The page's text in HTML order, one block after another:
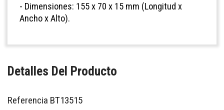
- Dimensiones: 155 x 70 x 15 mm (Longitud x
Ancho x Alto).
Detalles Del Producto
Referencia BT13515